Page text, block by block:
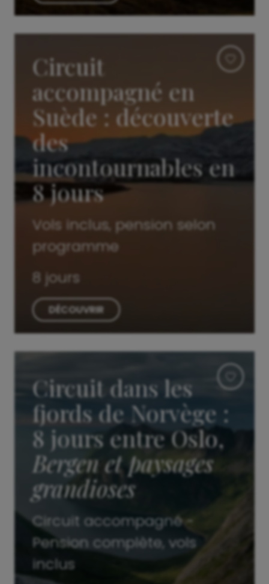
Circuit
accompagné en
Suède : découverte
des
incontournables en
8 jours
Vols inclus, pension selon
programme
8 jours
DÉCOUVRIR
Circuit dans les
fjords de Norvège :
8 jours entre Oslo,
Bergen et paysages
grandioses
Circuit accompagné -
Pension complète, vols
inclus